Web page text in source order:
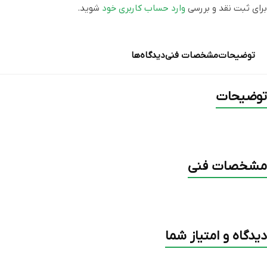
برای ثبت نقد و بررسی وارد حساب کاربری خود شوید.
توضیحاتمشخصات فنیدیدگاه‌ها
توضیحات
مشخصات فنی
دیدگاه و امتیاز شما